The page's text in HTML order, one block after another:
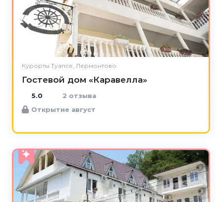
Курорты Туапсе, Лермонтово
Гостевой дом «Каравелла»
5.0
2 отзыва
Открытие август
5.0